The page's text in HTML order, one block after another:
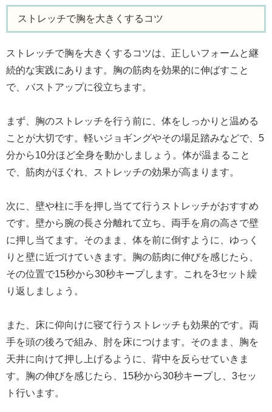
ストレッチで胸を大きくするコツ
ストレッチで胸を大きくするコツは、正しいフォームと継
続的な実践にあります。胸の筋肉を効果的に伸ばすこと
で、バストアップに役立ちます。
まず、胸のストレッチを行う前に、体をしっかりと温める
ことが大切です。軽いジョギングやその場足踏みなどで、5
分から10分ほど全身を動かしましょう。体が温まること
で、筋肉がほぐれ、ストレッチの効果が高まります。
次に、壁や柱に手を押し当てて行うストレッチがおすすめ
です。壁から腕の長さ分離れて立ち、両手を肩の高さで壁
に押し当てます。そのまま、体を前に倒すように、ゆっく
りと壁に近づけていきます。胸の筋肉に伸びを感じたら、
その位置で15秒から30秒キープします。これを3セット繰
り返しましょう。
また、床に仰向けに寝て行うストレッチも効果的です。両
手を頭の後ろで組み、肘を床につけます。そのまま、胸を
天井に向けて押し上げるように、背中を反らせていきま
す。胸の伸びを感じたら、15秒から30秒キープし、3セッ
ト行います。